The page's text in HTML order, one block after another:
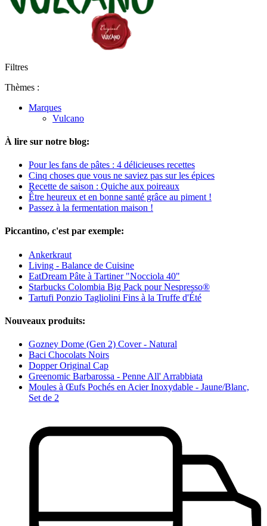
Filtres
Thèmes :
Marques
Vulcano
À lire sur notre blog:
Pour les fans de pâtes : 4 délicieuses recettes
Cinq choses que vous ne saviez pas sur les épices
Recette de saison : Quiche aux poireaux
Être heureux et en bonne santé grâce au piment !
Passez à la fermentation maison !
Piccantino, c'est par exemple:
Ankerkraut
Living - Balance de Cuisine
EatDream Pâte à Tartiner "Nocciola 40"
Starbucks Colombia Big Pack pour Nespresso®
Tartufi Ponzio Tagliolini Fins à la Truffe d'Été
Nouveaux produits:
Gozney Dome (Gen 2) Cover - Natural
Baci Chocolats Noirs
Dopper Original Cap
Greenomic Barbarossa - Penne All' Arrabbiata
Moules à Œufs Pochés en Acier Inoxydable - Jaune/Blanc,
Set de 2